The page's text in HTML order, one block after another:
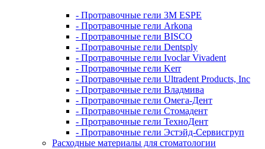
- Протравочные гели 3М ESPE
- Протравочные гели Arkona
- Протравочные гели BISCO
- Протравочные гели Dentsply
- Протравочные гели Ivoclar Vivadent
- Протравочные гели Kerr
- Протравочные гели Ultradent Products, Inc
- Протравочные гели Владмива
- Протравочные гели Омега-Дент
- Протравочные гели Стомадент
- Протравочные гели ТехноДент
- Протравочные гели Эстэйд-Сервисгруп
Расходные материалы для стоматологии